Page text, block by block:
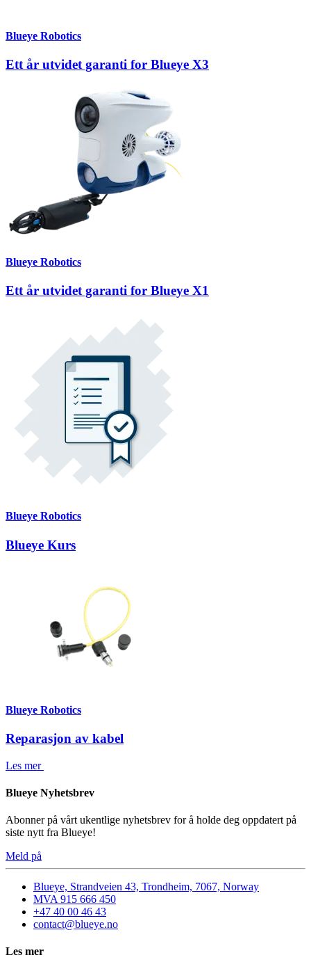
Blueye Robotics
Ett år utvidet garanti for Blueye X3
Blueye Robotics
Ett år utvidet garanti for Blueye X1
Blueye Robotics
Blueye Kurs
Blueye Robotics
Reparasjon av kabel
Les mer
Blueye Nyhetsbrev
Abonner på vårt ukentlige nyhetsbrev for å holde deg oppdatert på
siste nytt fra Blueye!
Meld på
Blueye, Strandveien 43, Trondheim, 7067, Norway
MVA 915 666 450
+47 40 00 46 43
contact@blueye.no
Les mer